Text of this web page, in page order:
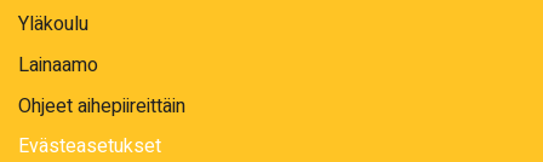
Yläkoulu
Lainaamo
Ohjeet aihepiireittäin
Evästeasetukset